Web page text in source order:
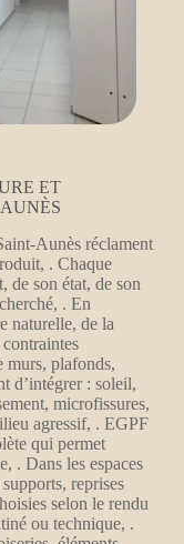
ET
Aunès réclament
. Chaque
de son état, de son
. En
naturelle, de la
murs, plafonds,
d’intégrer : soleil,
microfissures,
agressif, . EGPF
qui permet
. Dans les espaces
reprises
selon le rendu
ou technique, .